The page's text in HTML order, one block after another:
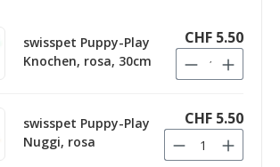
swisspet Puppy-Play
Knochen, rosa, 30cm
CHF 5.50
swisspet Puppy-Play
Nuggi, rosa
CHF 5.50